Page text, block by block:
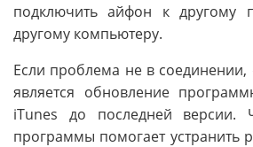
подключить айфон к другому
другому компьютеру.
Если проблема не в
является обновление
iTunes до последней версии.
программы помогает устранить